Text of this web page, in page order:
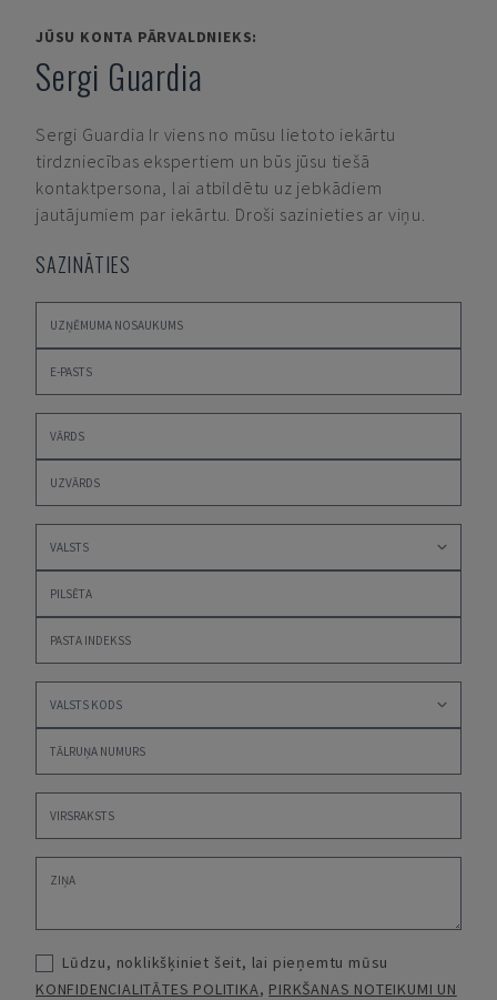
JŪSU KONTA PĀRVALDNIEKS:
Sergi Guardia
Sergi Guardia Ir viens no mūsu lietoto iekārtu
tirdzniecības ekspertiem un būs jūsu tiešā
kontaktpersona, lai atbildētu uz jebkādiem
jautājumiem par iekārtu. Droši sazinieties ar viņu.
SAZINĀTIES
Lūdzu, noklikšķiniet šeit, lai pieņemtu mūsu
KONFIDENCIALITĀTES POLITIKA, PIRKŠANAS NOTEIKUMI UN